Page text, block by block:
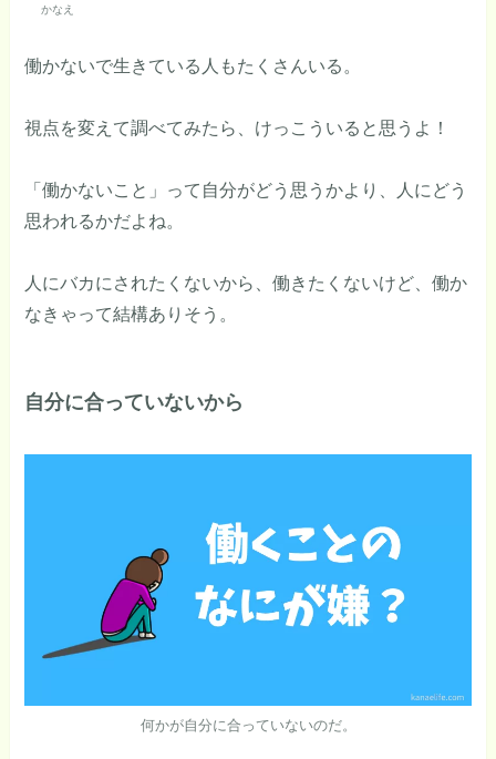
かなえ
働かないで生きている人もたくさんいる。
視点を変えて調べてみたら、けっこういると思うよ！
「働かないこと」って自分がどう思うかより、人にどう
思われるかだよね。
人にバカにされたくないから、働きたくないけど、働か
なきゃって結構ありそう。
自分に合っていないから
何かが自分に合っていないのだ。